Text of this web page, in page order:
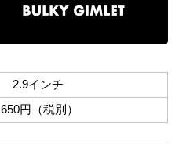
2.9インチ
650円（税別）